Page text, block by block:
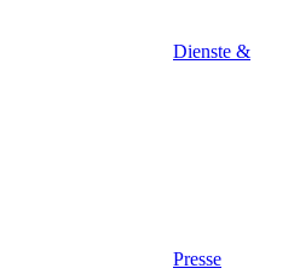
Dienste &
Presse